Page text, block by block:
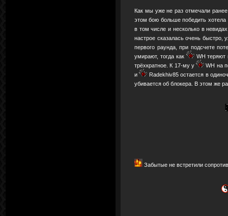
Как мы уже не раз отмечали
этом бою больше победить хотела
в том числе и несколько в
настрое сказалась очень быстро,
первого раунда, при подсчете
умирают, тогда как
WH теряют
трёхкратное. К 17-му у
WH на
и
Radekhiv85 остается в
убивается об блокера. В этом же
Забытые не встретили